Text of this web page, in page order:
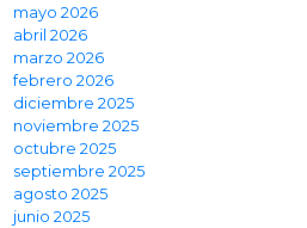
mayo 2026
abril 2026
marzo 2026
febrero 2026
diciembre 2025
noviembre 2025
octubre 2025
septiembre 2025
agosto 2025
junio 2025